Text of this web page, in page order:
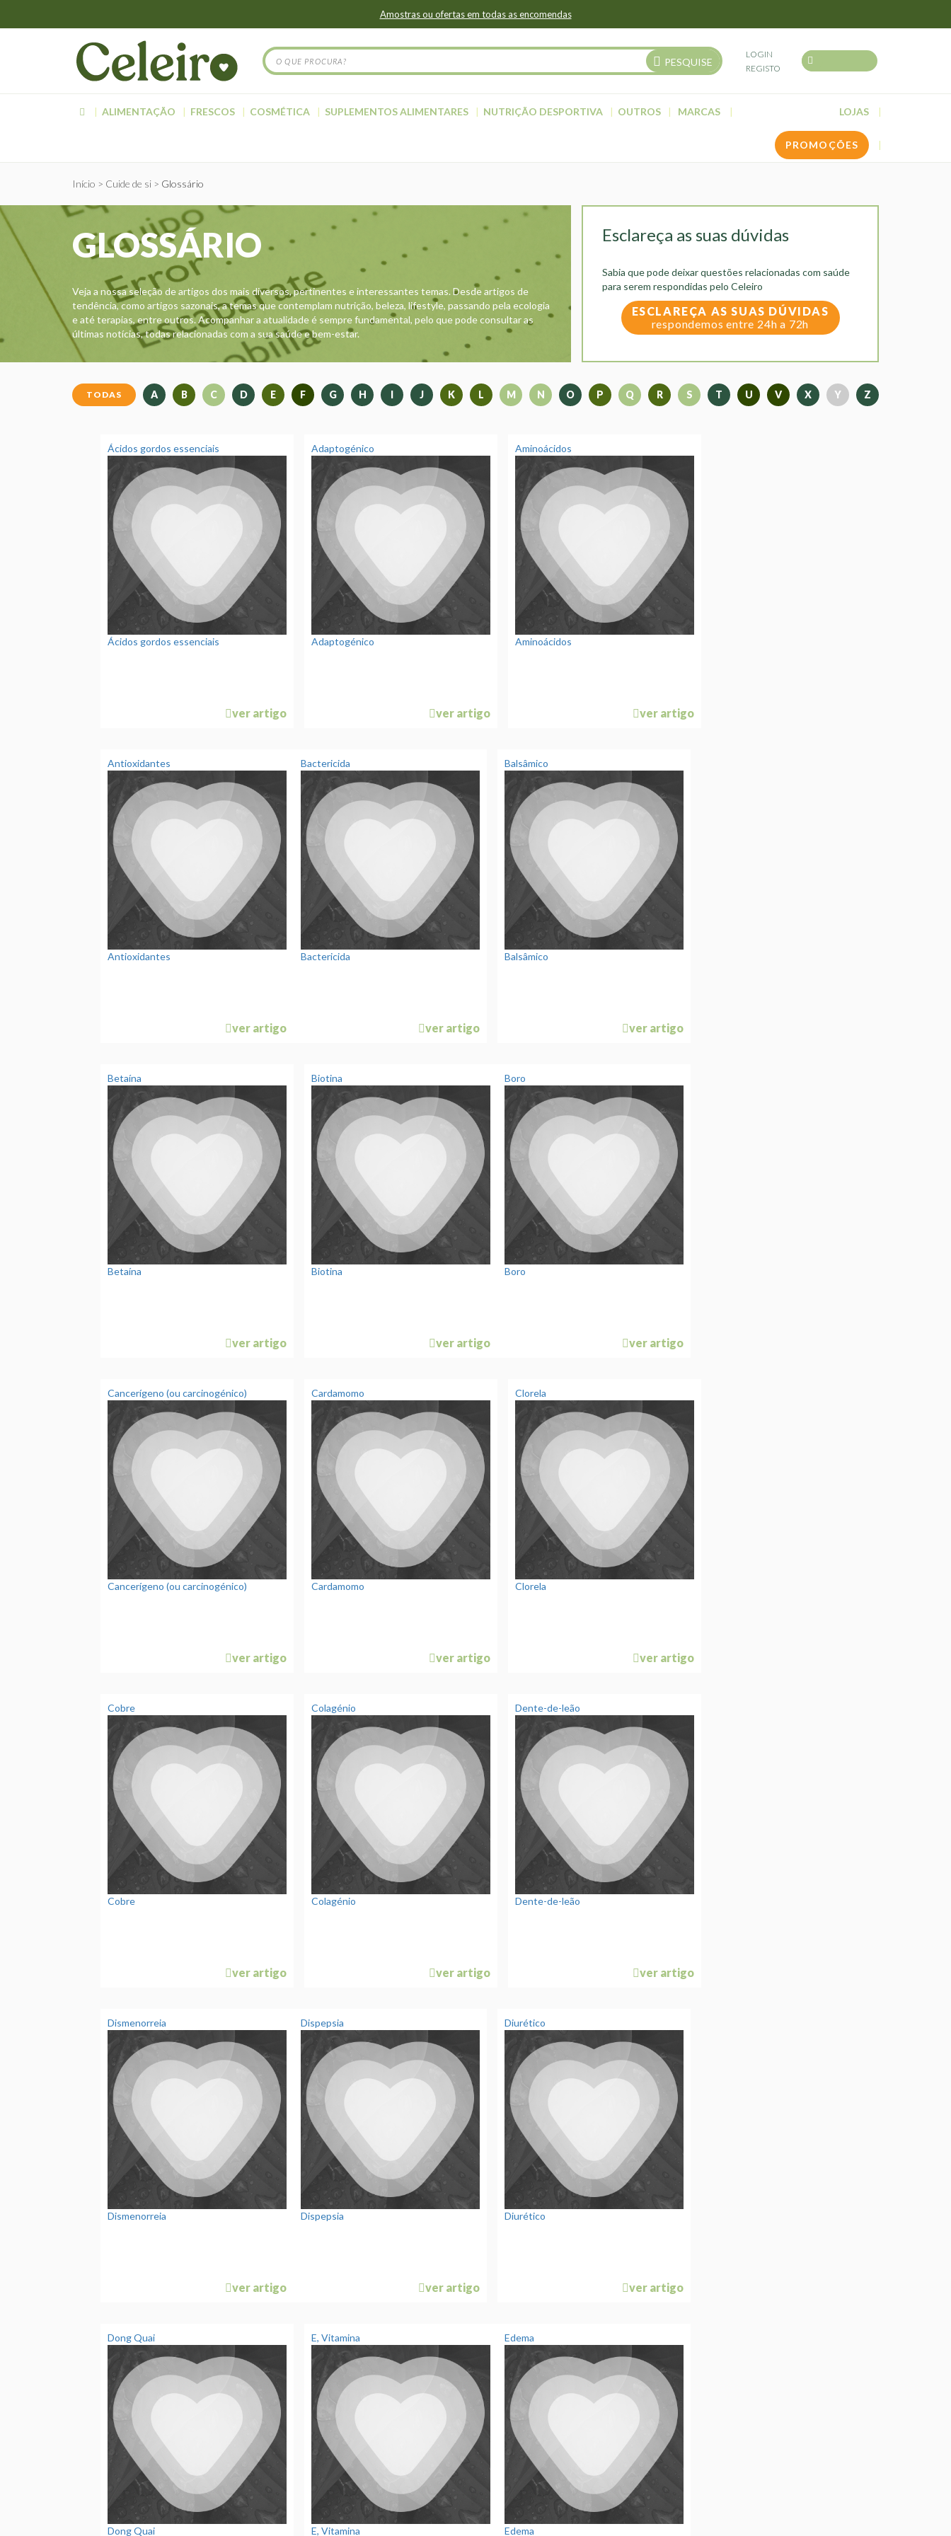
Amostras ou ofertas em todas as encomendas
PESQUISE
LOGIN
REGISTO
ALIMENTAÇÃO FRESCOS COSMÉTICA SUPLEMENTOS ALIMENTARES NUTRIÇÃO DESPORTIVA OUTROS MARCAS LOJAS
PROMOÇÕES
Início Cuide de si Glossário
GLOSSÁRIO
Veja a nossa seleção de artigos dos mais diversos, pertinentes e interessantes temas. Desde artigos de
tendência, como artigos sazonais, a temas que contemplam nutrição, beleza, lifestyle, passando pela ecologia
e até terapias, entre outros. Acompanhar a atualidade é sempre fundamental, pelo que pode consultar as
últimas notícias, todas relacionadas com a sua saúde e bem-estar.
Esclareça as suas dúvidas
Sabia que pode deixar questões relacionadas com saúde
para serem respondidas pelo Celeiro
ESCLAREÇA AS SUAS DÚVIDAS
respondemos entre 24h a 72h
TODAS A B C D E F G H I J K L M N O P Q R S T U V X Y Z
Ácidos gordos essenciais
Ácidos gordos essenciais
ver artigo
Adaptogénico
Adaptogénico
ver artigo
Aminoácidos
Aminoácidos
ver artigo
Antioxidantes
Antioxidantes
ver artigo
Bactericida
Bactericida
ver artigo
Balsâmico
Balsâmico
ver artigo
Betaína
Betaína
ver artigo
Biotina
Biotina
ver artigo
Boro
Boro
ver artigo
Cancerígeno (ou carcinogénico)
Cancerígeno (ou carcinogénico)
ver artigo
Cardamomo
Cardamomo
ver artigo
Clorela
Clorela
ver artigo
Cobre
Cobre
ver artigo
Colagénio
Colagénio
ver artigo
Dente-de-leão
Dente-de-leão
ver artigo
Dismenorreia
Dismenorreia
ver artigo
Dispepsia
Dispepsia
ver artigo
Diurético
Diurético
ver artigo
Dong Quai
Dong Quai
E, Vitamina
E, Vitamina
Edema
Edema